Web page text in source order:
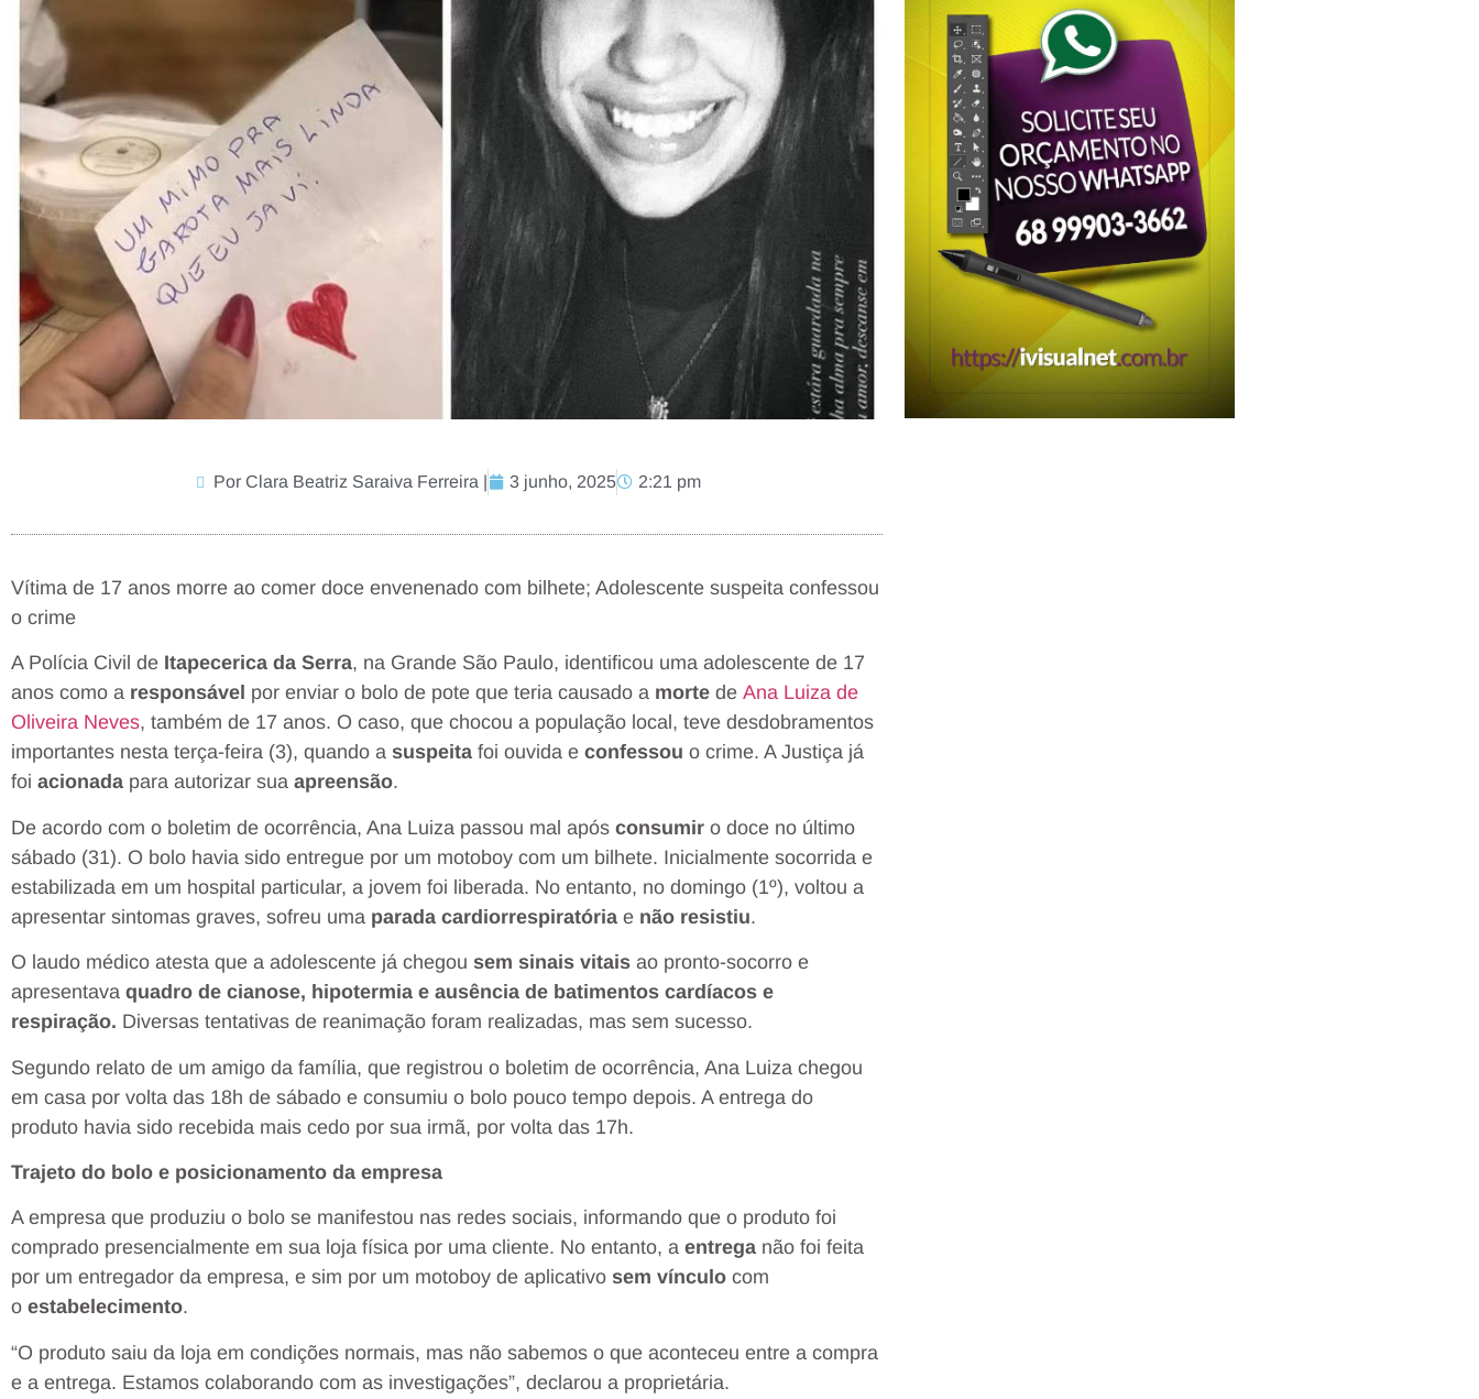
Por Clara Beatriz Saraiva Ferreira | 3 junho, 2025 2:21 pm
Vítima de 17 anos morre ao comer doce envenenado com bilhete; Adolescente suspeita confessou
o crime
A Polícia Civil de Itapecerica da Serra, na Grande São Paulo, identificou uma adolescente de 17
anos como a responsável por enviar o bolo de pote que teria causado a morte de Ana Luiza de
Oliveira Neves, também de 17 anos. O caso, que chocou a população local, teve desdobramentos
importantes nesta terça-feira (3), quando a suspeita foi ouvida e confessou o crime. A Justiça já
foi acionada para autorizar sua apreensão.
De acordo com o boletim de ocorrência, Ana Luiza passou mal após consumir o doce no último
sábado (31). O bolo havia sido entregue por um motoboy com um bilhete. Inicialmente socorrida e
estabilizada em um hospital particular, a jovem foi liberada. No entanto, no domingo (1º), voltou a
apresentar sintomas graves, sofreu uma parada cardiorrespiratória e não resistiu.
O laudo médico atesta que a adolescente já chegou sem sinais vitais ao pronto-socorro e
apresentava quadro de cianose, hipotermia e ausência de batimentos cardíacos e
respiração. Diversas tentativas de reanimação foram realizadas, mas sem sucesso.
Segundo relato de um amigo da família, que registrou o boletim de ocorrência, Ana Luiza chegou
em casa por volta das 18h de sábado e consumiu o bolo pouco tempo depois. A entrega do
produto havia sido recebida mais cedo por sua irmã, por volta das 17h.
Trajeto do bolo e posicionamento da empresa
A empresa que produziu o bolo se manifestou nas redes sociais, informando que o produto foi
comprado presencialmente em sua loja física por uma cliente. No entanto, a entrega não foi feita
por um entregador da empresa, e sim por um motoboy de aplicativo sem vínculo com
o estabelecimento.
“O produto saiu da loja em condições normais, mas não sabemos o que aconteceu entre a compra
e a entrega. Estamos colaborando com as investigações”, declarou a proprietária.